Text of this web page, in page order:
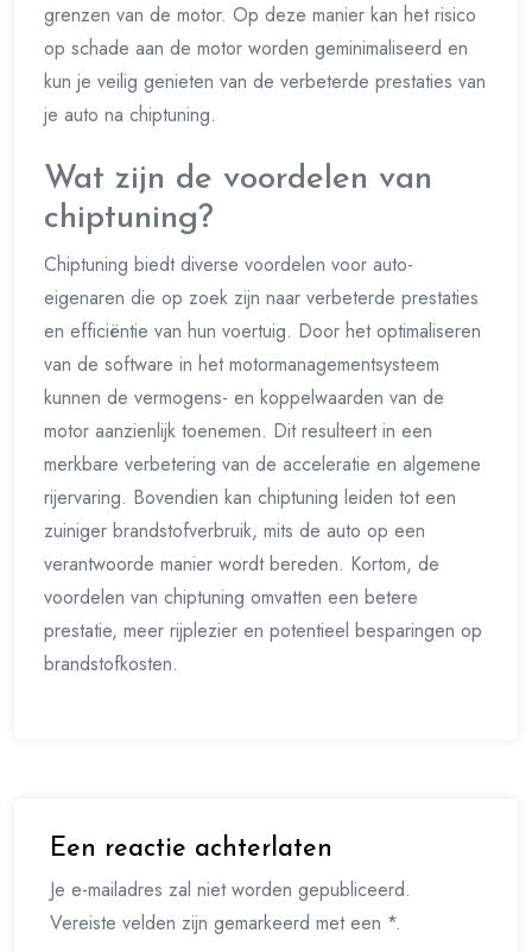
grenzen van de motor. Op deze manier kan het risico
op schade aan de motor worden geminimaliseerd en
kun je veilig genieten van de verbeterde prestaties van
je auto na chiptuning.
Wat zijn de voordelen van
chiptuning?
Chiptuning biedt diverse voordelen voor auto-
eigenaren die op zoek zijn naar verbeterde prestaties
en efficiëntie van hun voertuig. Door het optimaliseren
van de software in het motormanagementsysteem
kunnen de vermogens- en koppelwaarden van de
motor aanzienlijk toenemen. Dit resulteert in een
merkbare verbetering van de acceleratie en algemene
rijervaring. Bovendien kan chiptuning leiden tot een
zuiniger brandstofverbruik, mits de auto op een
verantwoorde manier wordt bereden. Kortom, de
voordelen van chiptuning omvatten een betere
prestatie, meer rijplezier en potentieel besparingen op
brandstofkosten.
Een reactie achterlaten
Je e-mailadres zal niet worden gepubliceerd.
Vereiste velden zijn gemarkeerd met een *.